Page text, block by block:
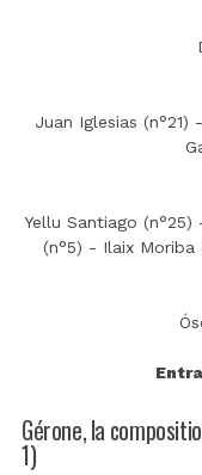
Juan Iglesias (n°21)
Yellu Santiago
(n°5) - Ilaix Moriba
Gérone, la
1)